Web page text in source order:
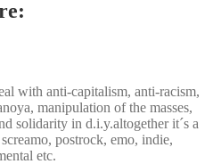
with anti-capitalism, anti-racism,
manipulation of the masses,
solidarity in d.i.y.altogether it´s a
postrock, emo, indie,
etc.